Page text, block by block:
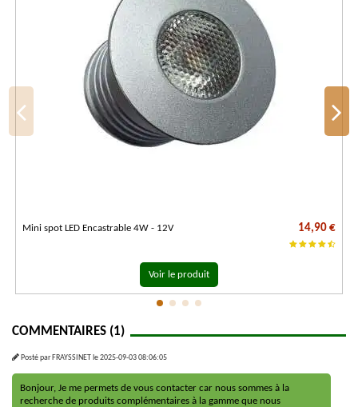
Mini spot LED Encastrable 4W - 12V 14,90 €
Voir le produit
COMMENTAIRES (1)
Posté parFRAYSSINET le2025-09-03 08:06:05
Bonjour, Je me permets de vous contacter car nous sommes à la
recherche de produits complémentaires à la gamme que nous